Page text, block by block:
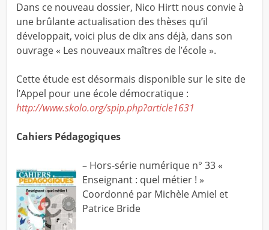
Dans ce nouveau dossier, Nico Hirtt nous convie à
une brûlante actualisation des thèses qu’il
développait, voici plus de dix ans déjà, dans son
ouvrage « Les nouveaux maîtres de l’école ».
Cette étude est désormais disponible sur le site de
l’Appel pour une école démocratique :
http://www.skolo.org/spip.php?article1631
Cahiers Pédagogiques
– Hors-série numérique n° 33 «
Enseignant : quel métier ! »
Coordonné par Michèle Amiel et
Patrice Bride